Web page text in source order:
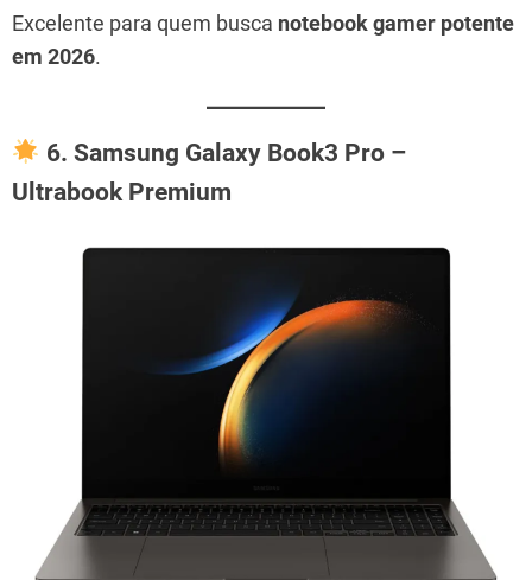
Excelente para quem busca notebook gamer potente
em 2026.
6. Samsung Galaxy Book3 Pro –
Ultrabook Premium